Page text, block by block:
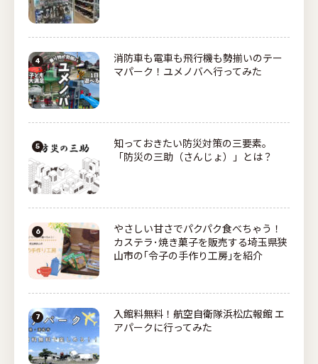
消防車も電車も飛行機も勢揃いのテー
マパーク！ユメノバへ行ってみた
知っておきたい防災対策の三要素。
「防災の三助（さんじょ）」とは？
やさしい甘さでパクパク食べちゃう！
カステラ･焼き菓子を販売する埼玉県狭
山市の｢令子の手作り工房｣を紹介
入館料無料！航空自衛隊浜松広報館 エ
アパークに行ってみた